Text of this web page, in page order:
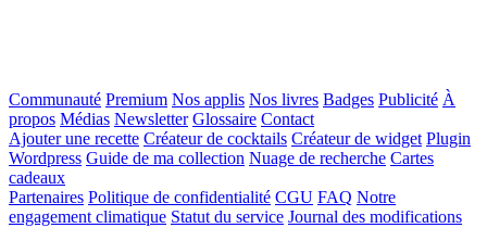
Communauté Premium Nos applis Nos livres Badges Publicité À
propos Médias Newsletter Glossaire Contact
Ajouter une recette Créateur de cocktails Créateur de widget Plugin
Wordpress Guide de ma collection Nuage de recherche Cartes
cadeaux
Partenaires Politique de confidentialité CGU FAQ Notre
engagement climatique Statut du service Journal des modifications